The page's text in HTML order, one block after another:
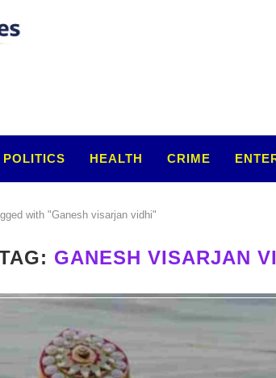
POLITICS HEALTH CRIME
with "Ganesh visarjan vidhi"
GANESH VISARJAN